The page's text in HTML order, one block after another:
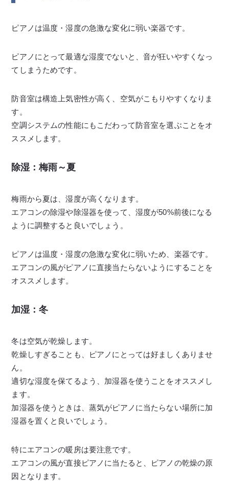
ピアノは温度・湿度の急激な変化に弱い楽器です。
ピアノにとって最適な湿度でないと、音が狂いやすくなっ
てしまうためです。
防音室は構造上気密性が高く、空気がこもりやすくなりま
す。
空調システムの性能にもこだわって防音室を選ぶことをオ
ススメします。
除湿：梅雨～夏
梅雨から夏は、湿度が高くなります。
エアコンの除湿や除湿器を使って、湿度が50%前後になる
ように調整すると良いでしょう。
ピアノは温度・湿度の急激な変化に弱いため、楽器です。
エアコンの風がピアノに直接当たらないようにすることを
オススメします。
加湿：冬
冬は空気が乾燥します。
乾燥しすぎることも、ピアノにとっては好ましくありませ
ん。
適切な湿度を保てるよう、加湿器を使うことをオススメし
ます。
加湿器を使うときは、蒸気がピアノに当たらない場所に加
湿器を置くと良いでしょう。
特にエアコンの暖房は要注意です。
エアコンの風が直接ピアノに当たると、ピアノの乾燥の原
因となります。